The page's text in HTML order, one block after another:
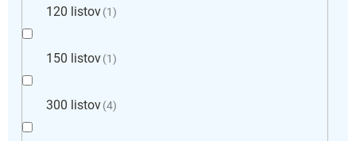
120 listov 1
150 listov 1
300 listov 4